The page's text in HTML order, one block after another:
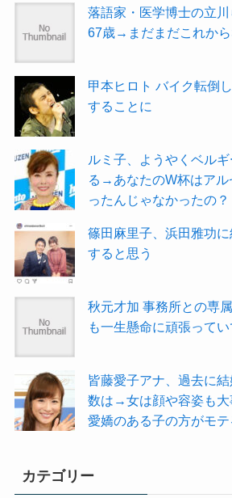
落語家・医学博士の立
67歳→まだまだこれか
甲本ヒロト バイク転倒
することに
ルミ子、ようやくベル
る→あなたのW杯はアル
ったんじゃなかったの？
篠田麻里子、浜田雅功
すると思う
秋元才加 事務所との専
も一生懸命に頑張ってい
皆藤愛子アナ、過去に
数は→女は顔や容姿も大
愛嬌のある子の方がモテ
カテゴリー